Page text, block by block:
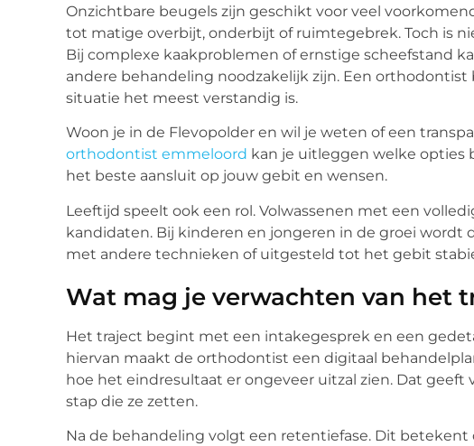
Onzichtbare beugels zijn geschikt voor veel
tot matige overbijt, onderbijt of ruimtegebrek. Toch is
Bij complexe kaakproblemen of ernstige scheefstand
andere behandeling noodzakelijk zijn. Een
situatie het meest verstandig is.
Woon je in de Flevopolder en wil je weten of een
orthodontist emmeloord kan je uitleggen welke opties
het beste aansluit op jouw gebit en wensen.
Leeftijd speelt ook een rol. Volwassenen met een
kandidaten. Bij kinderen en jongeren in de groei wordt
met andere technieken of uitgesteld tot het gebit
Wat mag je verwachten van het
Het traject begint met een intakegesprek en een
hiervan maakt de orthodontist een digitaal
hoe het eindresultaat er ongeveer uitzal zien. Dat geeft
stap die ze zetten.
Na de behandeling volgt een retentiefase. Dit